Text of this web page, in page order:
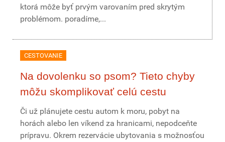
ktorá môže byť prvým varovaním pred skrytým
problémom. poradíme,...
CESTOVANIE
Na dovolenku so psom? Tieto chyby
môžu skomplikovať celú cestu
Či už plánujete cestu autom k moru, pobyt na
horách alebo len víkend za hranicami, nepodceňte
prípravu. Okrem rezervácie ubytovania s možnosťou